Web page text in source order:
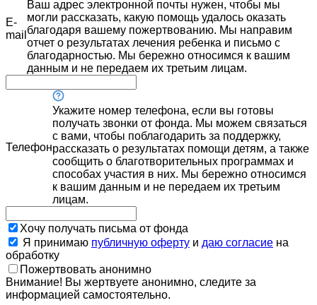
E-
mail
Ваш адрес электронной почты нужен, чтобы мы
могли рассказать, какую помощь удалось оказать
благодаря вашему пожертвованию. Мы направим
отчет о результатах лечения ребенка и письмо с
благодарностью. Мы бережно относимся к вашим
данным и не передаем их третьим лицам.
Телефон
Укажите номер телефона, если вы готовы
получать звонки от фонда. Мы можем связаться
с вами, чтобы поблагодарить за поддержку,
рассказать о результатах помощи детям, а также
сообщить о благотворительных программах и
способах участия в них. Мы бережно относимся
к вашим данным и не передаем их третьим
лицам.
Хочу получать письма от фонда
Я принимаю публичную оферту и даю согласие на
обработку
Пожертвовать анонимно
Внимание! Вы жертвуете анонимно, следите за
информацией самостоятельно.